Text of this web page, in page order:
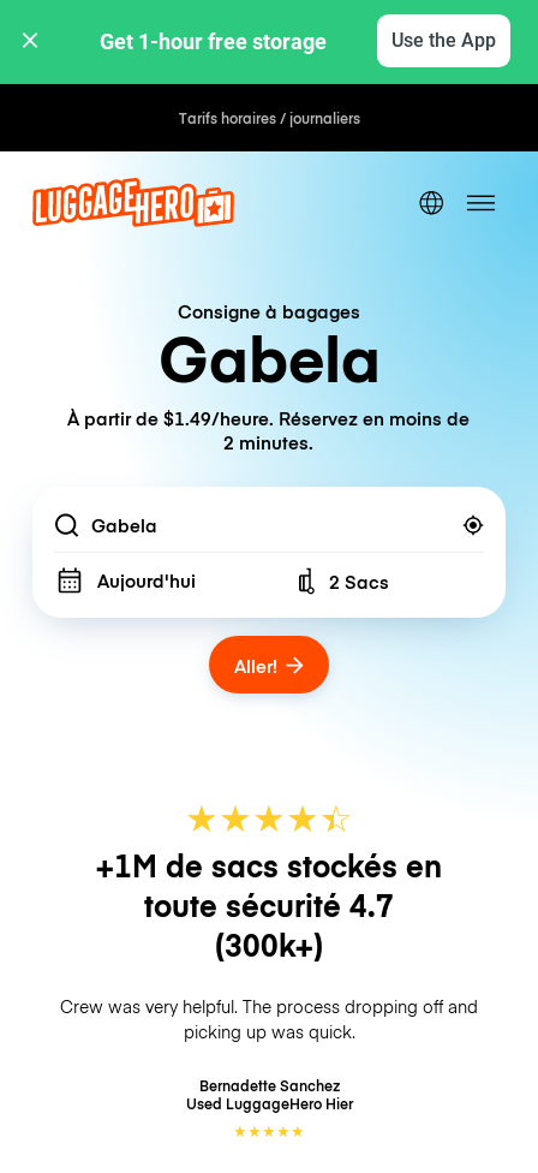
Get 1-hour free storage Use the App
Tarifs horaires / journaliers
Consigne à bagages
Gabela
À partir de $1.49/heure. Réservez en moins de
2 minutes.
Location
Aujourd'hui Number of bags
2 Sacs
Aller!
★★★★☆
★
+1M de sacs stockés en
toute sécurité 4.7
(300k+)
Crew was very helpful. The process dropping off and
picking up was quick.
Bernadette Sanchez
Used LuggageHero Hier
★★★★★